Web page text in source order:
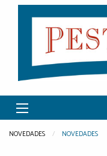
NOVEDADES NOVEDADES